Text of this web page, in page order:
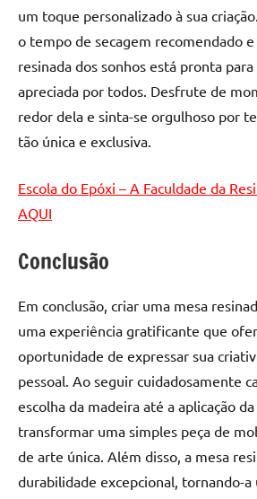
um toque personalizado à sua
o tempo de secagem recomendado e
resinada dos sonhos está pronta
apreciada por todos. Desfrute de
redor dela e sinta-se orgulhoso por
tão única e exclusiva.
Escola do Epóxi – A Faculdade da
AQUI
Conclusão
Em conclusão, criar uma mesa
uma experiência gratificante que
oportunidade de expressar sua
pessoal. Ao seguir cuidadosamente
escolha da madeira até a aplicação
transformar uma simples peça de
de arte única. Além disso, a mesa
durabilidade excepcional, tornando-a